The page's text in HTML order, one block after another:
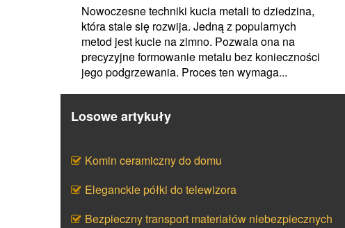
Nowoczesne techniki kucia metali to dziedzina,
która stale się rozwija. Jedną z popularnych
metod jest kucie na zimno. Pozwala ona na
precyzyjne formowanie metalu bez konieczności
jego podgrzewania. Proces ten wymaga...
Losowe artykuły
Komin ceramiczny do domu
Eleganckie półki do telewizora
Bezpieczny transport materiałów niebezpiecznych